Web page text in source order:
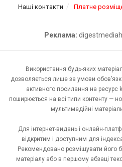
Наші контакти
Платне
Реклама:
Використання будь-яких
дозволяється лише за умови
активного посилання на
поширюється на всі типи контенту —
мультимедійні матеріали
Для інтернет-видань і онлайн-
відкритим і доступним для
Рекомендовано розміщувати його
матеріалу або в першому абзаці